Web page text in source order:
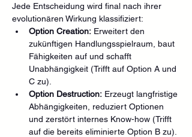
Jede Entscheidung wird final nach ihrer
evolutionären Wirkung klassifiziert:
Option Creation: Erweitert den
zukünftigen Handlungsspielraum, baut
Fähigkeiten auf und schafft
Unabhängigkeit (Trifft auf Option A und
C zu).
Option Destruction: Erzeugt langfristige
Abhängigkeiten, reduziert Optionen
und zerstört internes Know-how (Trifft
auf die bereits eliminierte Option B zu).